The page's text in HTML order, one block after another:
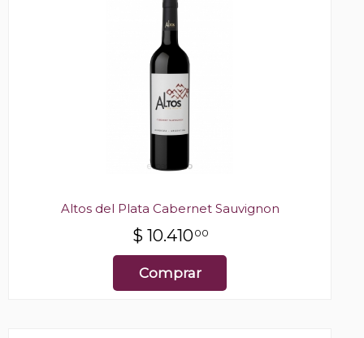
Altos del Plata Cabernet Sauvignon
$ 10.41000
Comprar